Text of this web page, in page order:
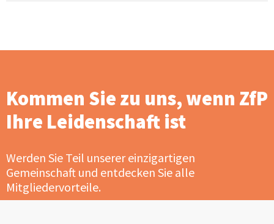
Kommen Sie zu uns, wenn ZfP
Ihre Leidenschaft ist
Werden Sie Teil unserer einzigartigen
Gemeinschaft und entdecken Sie alle
Mitgliedervorteile.